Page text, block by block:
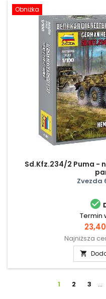
Obniżka
Sd.Kfz.234/2 Puma -
Zvezda

Termin
Cena
23,40
Najniższa

1 2 3 …